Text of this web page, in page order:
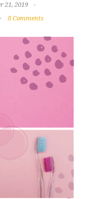
21, 2019
8 Comments